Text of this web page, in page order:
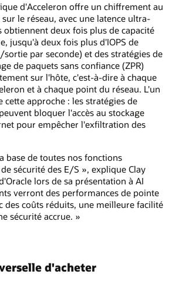
d'Acceleron offre un chiffrement au
le réseau, avec une latence ultra-
obtiennent deux fois plus de capacité
jusqu'à deux fois plus d'IOPS de
par seconde) et des stratégies de
de paquets sans confiance (ZPR)
sur l'hôte, c'est-à-dire à chaque
et à chaque point du réseau. L'un
cette approche : les stratégies de
bloquer l'accès au stockage
pour empêcher l'exfiltration des
base de toutes nos fonctions
sécurité des E/S », explique Clay
lors de sa présentation à AI
verront des performances de pointe
des coûts réduits, une meilleure facilité
sécurité accrue. »
d'acheter